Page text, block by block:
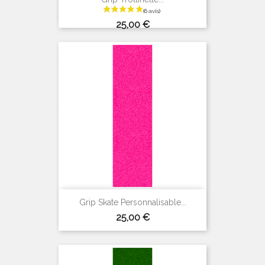
Prix
25,00 €
Grip Skate Personnalisable...
Prix
25,00 €